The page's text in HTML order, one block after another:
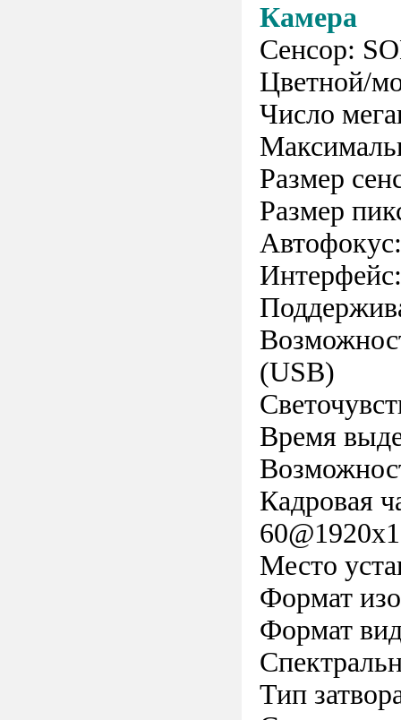
Камера
Сенсор:
Цветной/
Число
Размер
Размер
(USB)
Время
Кадровая
Место
Формат
Формат
Тип